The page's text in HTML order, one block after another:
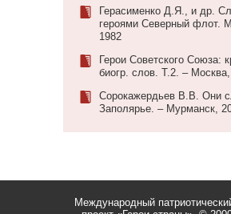
Герасименко Д.Я., и др.
героями Северный флот.
1982
Герои Советского Союза:
биогр. слов. Т.2. – Москва,
Сорокажердьев В.В. Они
Заполярье. – Мурманск,
Международный